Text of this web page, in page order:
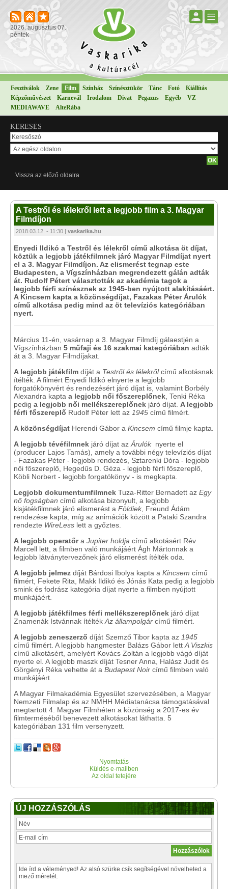
2026. augusztus 07.
péntek
Fesztiválok Zene Film Színház Színésztükör Tánc Fotó
Kiállítás
Képzőművészet
Karnevál Irodalom Divat Pegazus Egyéb
VZ
MEDIAWAVE
AlteRába
KERESÉS
Vissza az előző oldalra
A Testről és lélekről lett a legjobb film a 3. Magyar
Filmdíjon
2018.03.12. - 11:30 | vaskarika.hu
Enyedi Ildikó a Testről és lélekről című alkotása öt díjat,
köztük a legjobb játékfilmnek járó Magyar Filmdíjat nyert
el a 3. Magyar Filmdíjon. Az elismerést tegnap este
Budapesten, a Vígszínházban megrendezett gálán adták
át. Rudolf Pétert választották az akadémia tagok a
legjobb férfi színésznek az 1945-ben nyújtott alakításáért.
A Kincsem kapta a közönségdíjat, Fazakas Péter Árulók
című alkotása pedig mind az öt televíziós kategóriában
nyert.
Március 11-én, vasárnap a 3. Magyar Filmdíj gálaestjén a
Vígszínházban 5 műfaji és 16 szakmai kategóriában adták
át a 3. Magyar Filmdíjakat.
A legjobb játékfilm díját a Testről és lélekrőlcímű alkotásnak
ítélték. A filmért Enyedi Ildikó elnyerte a legjobb
forgatókönyvért és rendezésért járó díjat is, valamint Borbély
Alexandra kapta a legjobb női főszereplőnek , Tenki Réka
pedig a legjobb női mellékszereplőnek járó díjat. A legjobb
férfi főszereplő Rudolf Péter lett az 1945 című filmért.
A közönségdíjat Herendi Gábor a Kincsem című filmje kapta.
A legjobb tévéfilmnek járó díjat az Árulók nyerte el
(producer Lajos Tamás), amely a további négy televíziós díjat
- Fazakas Péter - legjobb rendezés, Sztarenki Dóra - legjobb
női főszereplő, Hegedűs D. Géza - legjobb férfi főszereplő,
Köbli Norbert - legjobb forgatókönyv - is megkapta.
Legjobb dokumentumfilmnek Tuza-Ritter Bernadett az Egy
nő fogságban című alkotása bizonyult, a legjobb
kisjátékfilmnek járó elismerést a Földiek, Freund Ádám
rendezése kapta, míg az animációk között a Pataki Szandra
rendezte WireLess lett a győztes.
A legjobb operatőra Jupiter holdja című alkotásért Rév
Marcell lett, a filmben való munkájáért Ágh Mártonnak a
legjobb látványtervezőnek járó elismerést ítélték oda.
A legjobb jelmez díját Bárdosi Ibolya kapta a Kincsem című
filmért, Fekete Rita, Makk Ildikó és Jónás Kata pedig a legjobb
smink és fodrász kategória díjat nyerte a filmben nyújtott
munkájáért.
A legjobb játékfilmes férfi mellékszereplőnek járó díjat
Znamenák Istvánnak ítélték Az állampolgár című filmért.
A legjobb zeneszerző díját Szemző Tibor kapta az 1945
című filmért. A legjobb hangmester Balázs Gábor lett A Viszkis
című alkotásért, amelyért Kovács Zoltán a legjobb vágó díját
nyerte el. A legjobb maszk díját Tesner Anna, Halász Judit és
Görgényi Réka vehette át a Budapest Noir című filmben való
munkájáért.
A Magyar Filmakadémia Egyesület szervezésében, a Magyar
Nemzeti Filmalap és az NMHH Médiatanácsa támogatásával
megtartott 4. Magyar Filmhéten a közönség a 2017-es év
filmterméséből benevezett alkotásokat láthatta. 5
kategóriában 131 film versenyzett.
Nyomtatás
Küldés e-mailben
Az oldal tetejére
ÚJ HOZZÁSZÓLÁS